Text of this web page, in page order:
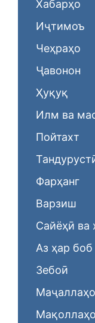
Хабарҳо
Иҷтимоъ
Чеҳраҳо
Ҷавонон
Ҳуқуқ
Илм ва
Пойтахт
Фарҳанг
Варзиш
Сайёҳӣ ва
Аз ҳар боб
Зебоӣ
Маҷаллаҳо
Мақоллаҳо